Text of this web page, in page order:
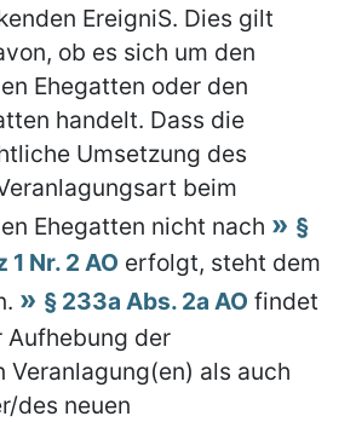
EreigniS. Dies gilt
ob es sich um den
Ehegatten oder den
handelt. Dass die
Umsetzung des
beim
Ehegatten nicht nach
§
1 Nr. 2 AO erfolgt, steht dem
§ 233a Abs. 2a AO findet
Aufhebung der
Veranlagung(en) als auch
des neuen